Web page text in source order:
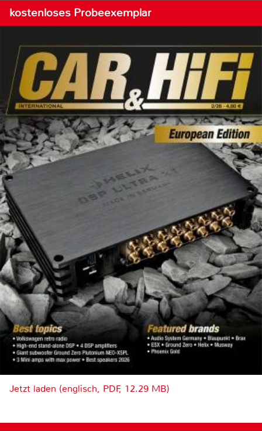
kostenloses Probeexemplar
Jetzt laden (englisch, PDF, 12.29 MB)